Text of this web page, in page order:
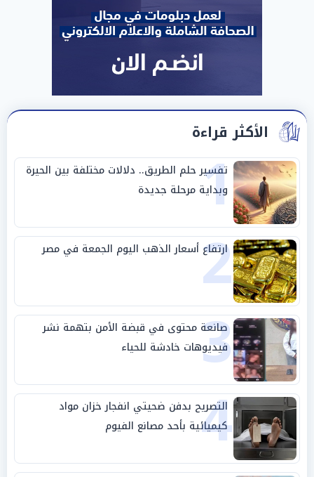
الأكثر قراءة
1
تفسير حلم الطريق.. دلالات مختلفة بين الحيرة
وبداية مرحلة جديدة
2
ارتفاع أسعار الذهب اليوم الجمعة في مصر
3
صانعة محتوى في قبضة الأمن بتهمة نشر
فيديوهات خادشة للحياء
4
التصريح بدفن ضحيتي انفجار خزان مواد
كيميائية بأحد مصانع الفيوم